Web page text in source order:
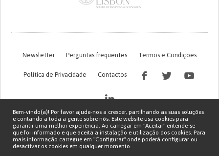
Newsletter Perguntas frequentes Termos e Condições
Política de Privacidade Contactos
Bem-vindo(a)! Por favor ajude-nos a crescer, partilhando as suas soluções
e contando a toda a gente sobre nós. Este website usa cookies para
garantir uma melhor experiência. Ao carregar em "Aceitar" entende-se
que foi informado e que aceita a instalação e utilização dos cookies. Para
mais informação carregue em "Configurar" onde poderá configurar ou
desactivar os cookies em qualquer momento.